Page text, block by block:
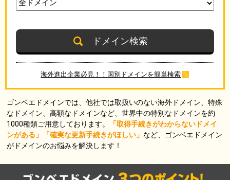
海外進出企業必見！！国別ドメインを簡単検索
ゴンベエドメインでは、他社では取扱いのない海外ドメイン、特殊
なドメイン、高額なドメインなど、世界中の特別なドメインを約
1000種類ご用意しております。
「取得手続きがわからないドメイ
ンがある」「確実な更新手続きがほしい」 など、ゴンベエドメイン
がドメインのお悩みを解決します！